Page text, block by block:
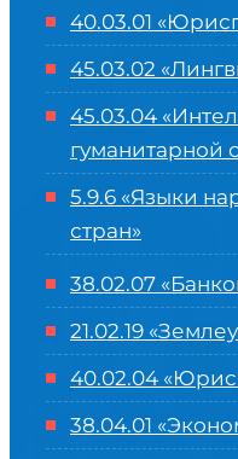
40.03.01
45.03.02
45.03.04 «
гуманитарной
5.9.6 «Языки
стран»
38.02.07
21.02.19
40.02.04
38.04.01